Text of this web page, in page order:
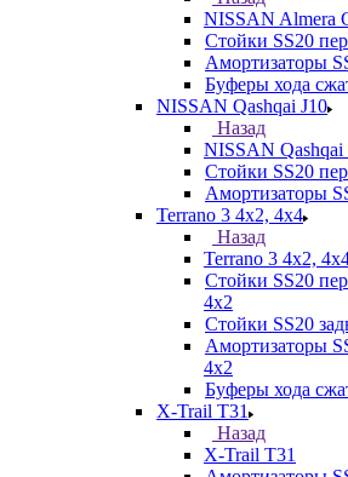
NISSAN Almera
Стойки SS20
Амортизаторы
Буферы хода
NISSAN Qashqai J10
Назад
NISSAN Qashqai
Стойки SS20
Амортизаторы
Terrano 3 4х2, 4х4
Назад
Terrano 3 4х2,
Стойки SS20
4x2
Стойки SS20
Амортизаторы
4х2
Буферы хода
X-Trail T31
Назад
X-Trail T31